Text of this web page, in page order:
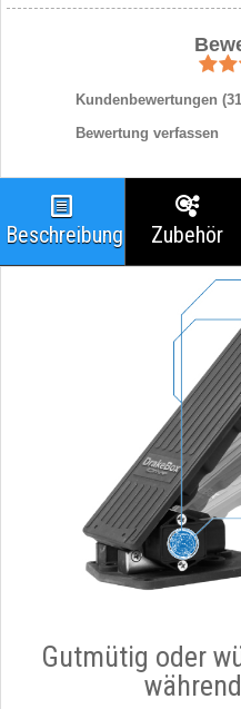
Kundenbewertungen (
Bewertung verfassen
Beschreibung Zubehör
Gutmütig oder